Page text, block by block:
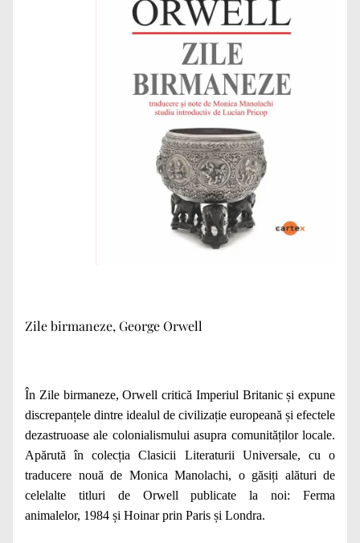
Zile birmaneze, George Orwell
În Zile birmaneze, Orwell critică Imperiul Britanic și expune
discrepanțele dintre idealul de civilizație europeană și efectele
dezastruoase ale colonialismului asupra comunităților locale.
Apărută în colecția Clasicii Literaturii Universale, cu o
traducere nouă de Monica Manolachi, o găsiți alături de
celelalte titluri de Orwell publicate la noi: Ferma
animalelor, 1984 și Hoinar prin Paris și Londra.